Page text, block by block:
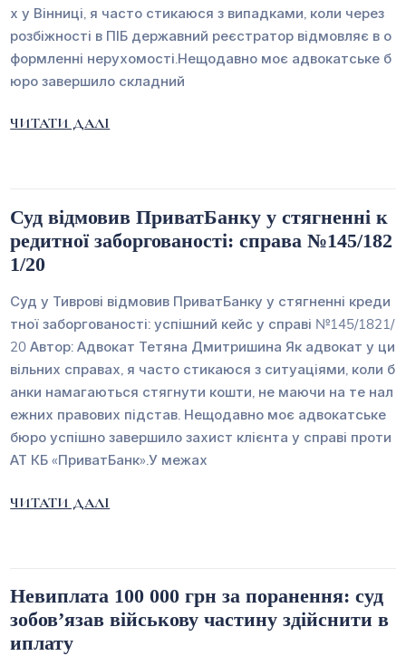
х у Вінниці, я часто стикаюся з випадками, коли через
розбіжності в ПІБ державний реєстратор відмовляє в о
формленні нерухомості.Нещодавно моє адвокатське б
юро завершило складний
ЧИТАТИ ДАЛІ
Суд відмовив ПриватБанку у стягненні к
редитної заборгованості: справа №145/182
1/20
Суд у Тиврові відмовив ПриватБанку у стягненні креди
тної заборгованості: успішний кейс у справі №145/1821/
20 Автор: Адвокат Тетяна Дмитришина Як адвокат у ци
вільних справах, я часто стикаюся з ситуаціями, коли б
анки намагаються стягнути кошти, не маючи на те нал
ежних правових підстав. Нещодавно моє адвокатське
бюро успішно завершило захист клієнта у справі проти
АТ КБ «ПриватБанк».У межах
ЧИТАТИ ДАЛІ
Невиплата 100 000 грн за поранення: суд
зобов’язав військову частину здійснити в
иплату